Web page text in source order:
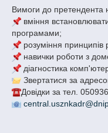
Вимоги до претендента
вміння
програмами;
розуміння
навички роботи з
діагностика
Звертатися за
Довідки за тел.